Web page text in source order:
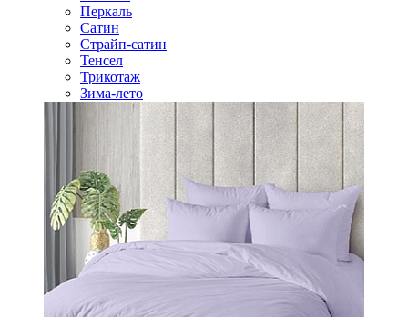
Перкаль
Сатин
Страйп-сатин
Тенсел
Трикотаж
Зима-лето